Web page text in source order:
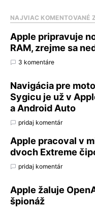
NAJVIAC KOMENTOVANÉ
Apple pripravuje
RAM, zrejme sa
3 komentáre
Navigácia pre
Sygicu je už v
a Android Auto
pridaj komentár
Apple pracoval v
dvoch Extreme
pridaj komentár
Apple žaluje
špionáž